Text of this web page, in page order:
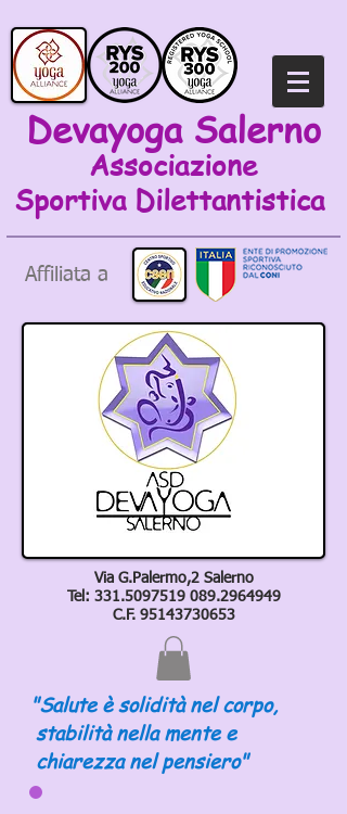
Devayoga Salerno
Associazione
Sportiva Dilettantistica
Affiliata a
Via G.Palermo,2 Salerno
Tel: 331.5097519 089.2964949
C.F. 95143730653
"Salute è solidità nel corpo,
stabilità nella mente e
chiarezza nel pensiero"